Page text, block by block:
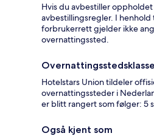
Hvis du avbestiller
avbestillingsregler. I henhold
forbrukerrett gjelder ikke
overnattingssted.
Overnattingsstedsklasse
Hotelstars Union tildeler
overnattingssteder i
er blitt rangert som følger: 5
Også kjent som